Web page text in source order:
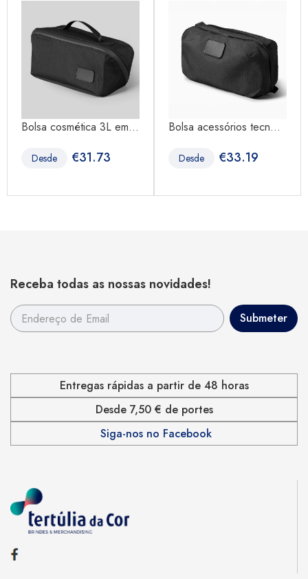
Bolsa cosmética 3L em...
Desde €31.73
Bolsa acessórios tecn...
Desde €33.19
Receba todas as nossas novidades!
Entregas rápidas a partir de 48 horas
Desde 7,50 € de portes
Siga-nos no Facebook